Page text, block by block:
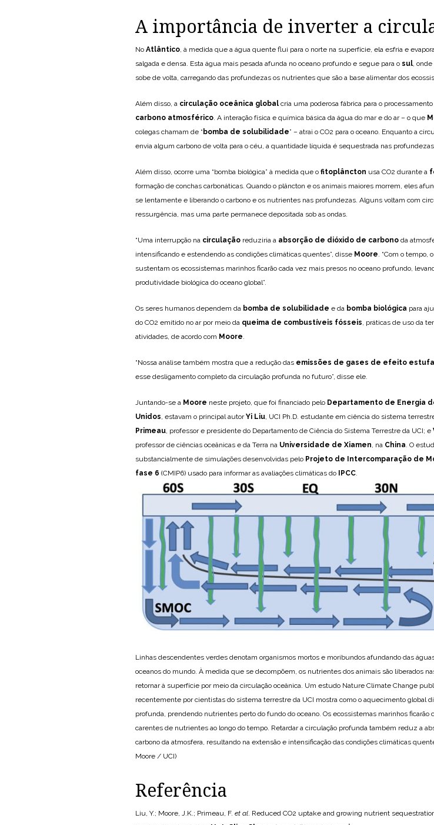
A importância de inverter a
No Atlântico , à medida que a água quente flui para o norte na superfície, ela esfria e
salgada e densa. Esta água mais pesada afunda no oceano profundo e segue para o sul ,
sobe de volta, carregando das profundezas os nutrientes que são a base alimentar dos
Além disso, a circulação oceânica global cria uma poderosa fábrica para o processamento
carbono atmosférico . A interação física e química básica da água do mar e do ar – o que
colegas chamam de “ bomba de solubilidade” – atrai o CO2 para o oceano. Enquanto a
envia algum carbono de volta para o céu, a quantidade líquida é sequestrada nas profundezas
Além disso, ocorre uma “bomba biológica” à medida que o fitoplâncton usa CO2 durante a
formação de conchas carbonáticas. Quando o plâncton e os animais maiores morrem, eles
se lentamente e liberando o carbono e os nutrientes nas profundezas. Alguns voltam com
ressurgência, mas uma parte permanece depositada sob as ondas.
“Uma interrupção na circulação reduziria a absorção de dióxido de carbono da
intensificando e estendendo as condições climáticas quentes”, disse Moore . “Com o
sustentam os ecossistemas marinhos ficarão cada vez mais presos no oceano profundo,
produtividade biológica do oceano global”.
Os seres humanos dependem da bomba de solubilidade e da bomba biológica para
do CO2 emitido no ar por meio da queima de combustíveis fósseis , práticas de uso da
atividades, de acordo com Moore
“Nossa análise também mostra que a redução das emissões de gases de efeito estufa
esse desligamento completo da circulação profunda no futuro”, disse ele.
Juntando-se a Moore neste projeto, que foi financiado pelo Departamento de Energia
Unidos , estavam o principal autorYi Liu , UCI Ph.D. estudante em ciência do sistema
Primeau , professor e presidente do Departamento de Ciência do Sistema Terrestre da UCI; e
professor de ciências oceânicas e da Terra na Universidade de Xiamen , na China . O
substancialmente de simulações desenvolvidas pelo Projeto de Intercomparação de
fase 6 (CMIP6) usado para informar as avaliações climáticas do IPCC
Linhas descendentes verdes denotam organismos mortos e moribundos afundando das
oceanos do mundo. À medida que se decompõem, os nutrientes dos animais são liberados
retornar à superfície por meio da circulação oceânica. Um estudo Nature Climate Change
recentemente por cientistas do sistema terrestre da UCI mostra como o aquecimento global
profunda, prendendo nutrientes perto do fundo do oceano. Os ecossistemas marinhos ficarão
carentes de nutrientes ao longo do tempo. Retardar a circulação profunda também reduz a
carbono da atmosfera, resultando na extensão e intensificação das condições climáticas
Moore / UCI)
Referência
Liu, Y.; Moore, J.K.; Primeau, F. et al. Reduced CO2 uptake and growing nutrient